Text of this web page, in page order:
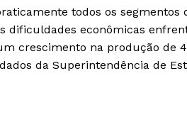
todos os segmentos
dificuldades econômicas
crescimento na produção de
da Superintendência de